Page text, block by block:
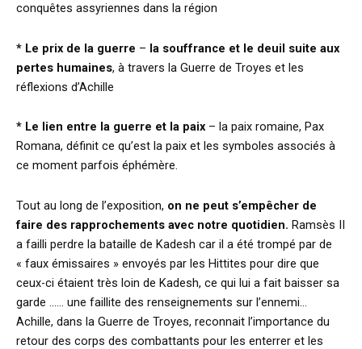
conquêtes assyriennes dans la région
* Le prix de la guerre – la souffrance et le deuil suite aux
pertes humaines, à travers la Guerre de Troyes et les
réflexions d’Achille
* Le lien entre la guerre et la paix – la paix romaine, Pax
Romana, définit ce qu’est la paix et les symboles associés à
ce moment parfois éphémère.
Tout au long de l’exposition, on ne peut s’empêcher de
faire des rapprochements avec notre quotidien. Ramsès II
a failli perdre la bataille de Kadesh car il a été trompé par de
« faux émissaires » envoyés par les Hittites pour dire que
ceux-ci étaient très loin de Kadesh, ce qui lui a fait baisser sa
garde …… une faillite des renseignements sur l’ennemi…
Achille, dans la Guerre de Troyes, reconnait l’importance du
retour des corps des combattants pour les enterrer et les